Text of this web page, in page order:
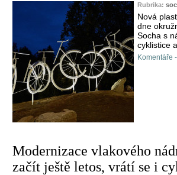
Rubrika:
Nová
dne
Socha s
cyklistice
Komentáře
Modernizace vlakového
začít ještě letos, vrátí se i